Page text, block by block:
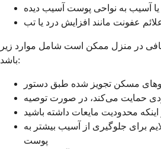
یا آسیب به نواحی پوست آسیب دیده
عفونت مانند افزایش درد یا تب
در منزل ممکن است شامل موارد زیر
باشد:
مسکن تجویز شده طبق دستور
حمایت می‌کند، در صورت توصیه
محدودیت مایعات داشته باشید
برای جلوگیری از آسیب بیشتر به
پوست